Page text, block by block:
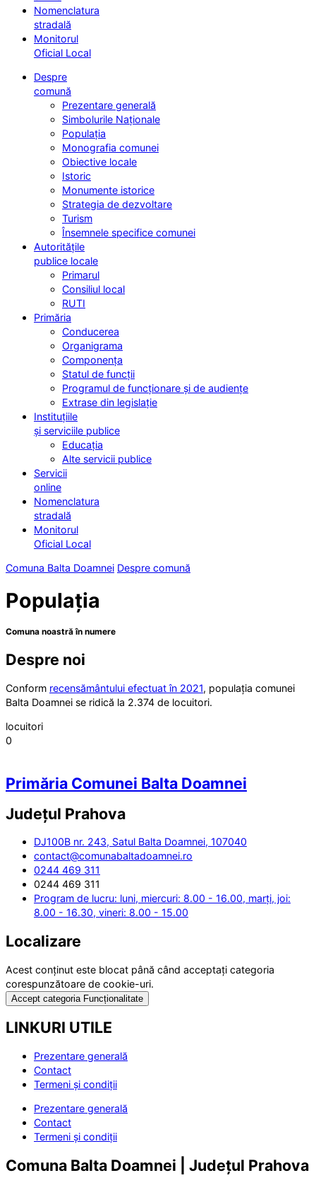
Nomenclatura
stradală
Monitorul
Oficial Local
Despre
comună
Prezentare generală
Simbolurile Naționale
Populația
Monografia comunei
Obiective locale
Istoric
Monumente istorice
Strategia de dezvoltare
Turism
Însemnele specifice comunei
Autoritățile
publice locale
Primarul
Consiliul local
RUTI
Primăria
Conducerea
Organigrama
Componența
Statul de funcții
Programul de funcționare și de audiențe
Extrase din legislație
Instituțiile
și serviciile publice
Educația
Alte servicii publice
Servicii
online
Nomenclatura
stradală
Monitorul
Oficial Local
Comuna Balta Doamnei Despre comună
Populația
Comuna noastră în numere
Despre noi
Conform recensământului efectuat în 2021, populația comunei
Balta Doamnei se ridică la 2.374 de locuitori.
locuitori
0
Primăria Comunei Balta Doamnei
Județul Prahova
DJ100B nr. 243, Satul Balta Doamnei, 107040
contact@comunabaltadoamnei.ro
0244 469 311
0244 469 311
Program de lucru: luni, miercuri: 8.00 - 16.00, marți, joi:
8.00 - 16.30, vineri: 8.00 - 15.00
Localizare
Acest conținut este blocat până când acceptați categoria
corespunzătoare de cookie-uri.
Accept categoria Funcționalitate
LINKURI UTILE
Prezentare generală
Contact
Termeni și condiții
Prezentare generală
Contact
Termeni și condiții
Comuna Balta Doamnei | Județul Prahova